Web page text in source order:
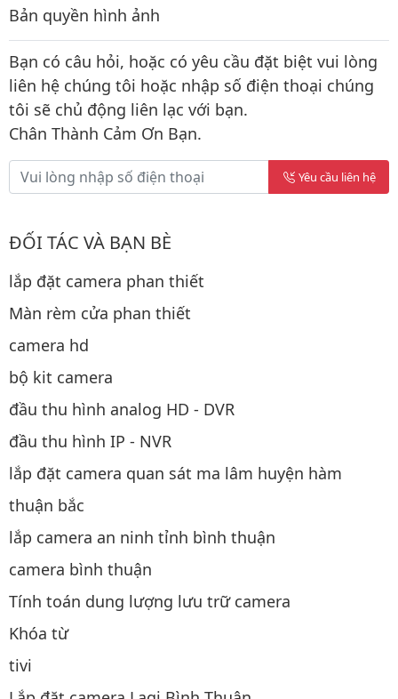
Bản quyền hình ảnh
Bạn có câu hỏi, hoặc có yêu cầu đặt biệt vui lòng
liên hệ chúng tôi hoặc nhập số điện thoại chúng
tôi sẽ chủ động liên lạc với bạn.
Chân Thành Cảm Ơn Bạn.
Yêu cầu liên hệ
ĐỐI TÁC VÀ BẠN BÈ
lắp đặt camera phan thiết
Màn rèm cửa phan thiết
camera hd
bộ kit camera
đầu thu hình analog HD - DVR
đầu thu hình IP - NVR
lắp đặt camera quan sát ma lâm huyện hàm
thuận bắc
lắp camera an ninh tỉnh bình thuận
camera bình thuận
Tính toán dung lượng lưu trữ camera
Khóa từ
tivi